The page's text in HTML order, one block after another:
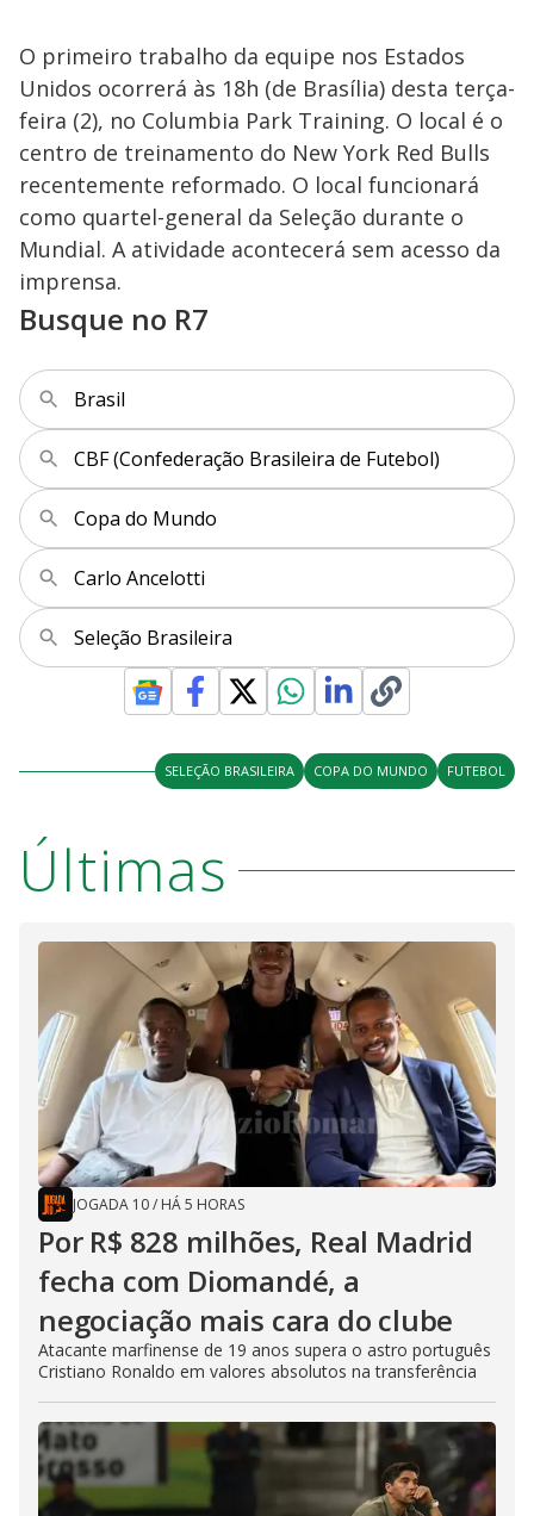
O primeiro trabalho da equipe nos Estados
Unidos ocorrerá às 18h (de Brasília) desta terça-
feira (2), no Columbia Park Training. O local é o
centro de treinamento do New York Red Bulls
recentemente reformado. O local funcionará
como quartel-general da Seleção durante o
Mundial. A atividade acontecerá sem acesso da
imprensa.
Busque no R7
Brasil
CBF (Confederação Brasileira de Futebol)
Copa do Mundo
Carlo Ancelotti
Seleção Brasileira
SELEÇÃO BRASILEIRA COPA DO MUNDO FUTEBOL
Últimas
JOGADA 10/ HÁ 5 HORAS
Por R$ 828 milhões, Real Madrid
fecha com Diomandé, a
negociação mais cara do clube
Atacante marfinense de 19 anos supera o astro português
Cristiano Ronaldo em valores absolutos na transferência